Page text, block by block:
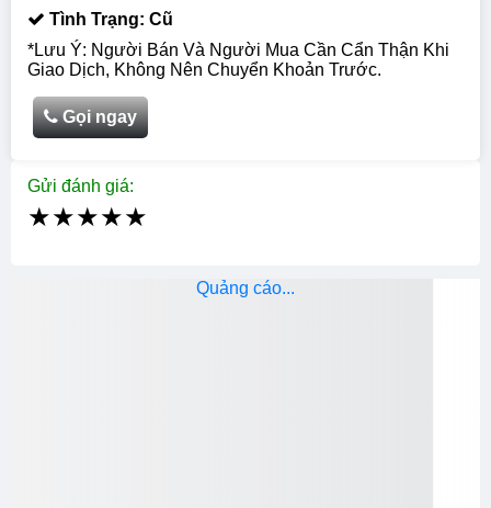
Tình Trạng: Cũ
*Lưu Ý: Người Bán Và Người Mua Cần Cẩn Thận Khi
Giao Dịch, Không Nên Chuyển Khoản Trước.
Gọi ngay
Gửi đánh giá:
★★★★★